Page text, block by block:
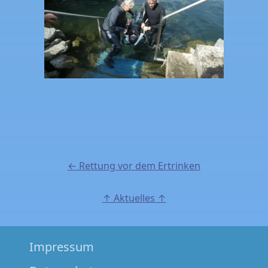
Beitragsnavigation
← Rettung vor dem Ertrinken
↑ Aktuelles ↑
Impressum